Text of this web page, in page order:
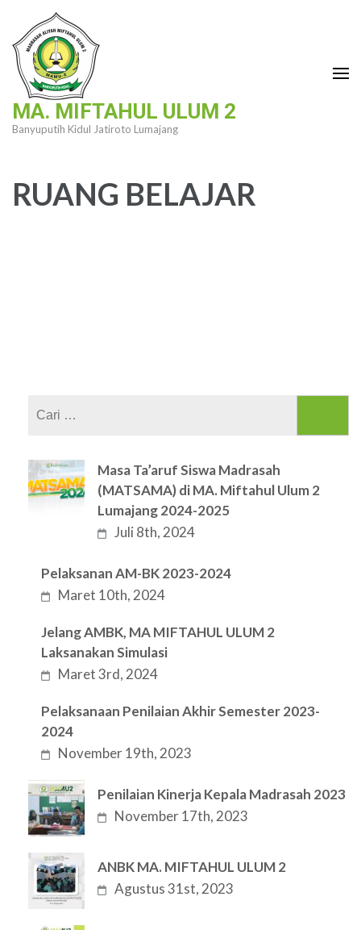
konten
(Tekan
Enter)
MA. MIFTAHUL ULUM 2
Banyuputih Kidul Jatiroto Lumajang
RUANG BELAJAR
Masa Ta’aruf Siswa Madrasah
(MATSAMA) di MA. Miftahul Ulum 2
Lumajang 2024-2025
Juli 8th, 2024
Pelaksanan AM-BK 2023-2024
Maret 10th, 2024
Jelang AMBK, MA MIFTAHUL ULUM 2
Laksanakan Simulasi
Maret 3rd, 2024
Pelaksanaan Penilaian Akhir Semester 2023-
2024
November 19th, 2023
Penilaian Kinerja Kepala Madrasah 2023
November 17th, 2023
ANBK MA. MIFTAHUL ULUM 2
Agustus 31st, 2023